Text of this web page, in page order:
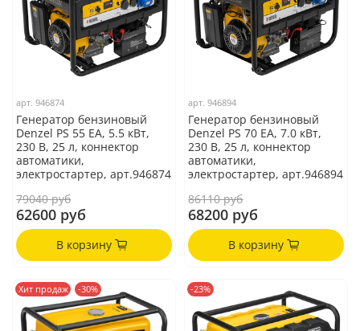
арт.946874
Генератор бензиновый
Denzel PS 55 EA, 5.5 кВт,
230 В, 25 л, коннектор
автоматики,
электростартер, арт.946874
79040 руб
62600 руб
В корзину
арт.946894
Генератор бензиновый
Denzel PS 70 EA, 7.0 кВт,
230 В, 25 л, коннектор
автоматики,
электростартер, арт.946894
86110 руб
68200 руб
В корзину
Хит продаж -30% -23%